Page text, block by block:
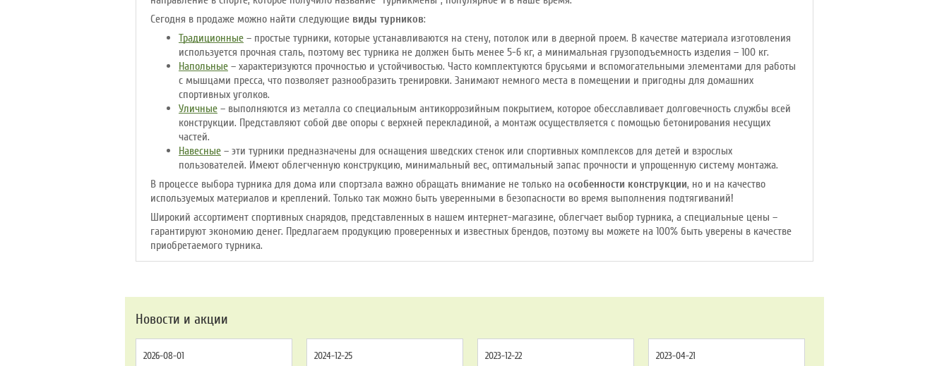
Сегодня в продаже можно найти следующие виды турников:
Традиционные – простые турники, которые устанавливаются на стену, потолок или в дверной проем. В качестве материала изготовления
используется прочная сталь, поэтому вес турника не должен быть менее 5-6 кг, а минимальная грузоподъемность изделия – 100 кг.
Напольные – характеризуются прочностью и устойчивостью. Часто комплектуются брусьями и вспомогательными элементами для работы
с мышцами пресса, что позволяет разнообразить тренировки. Занимают немного места в помещении и пригодны для домашних
спортивных уголков.
Уличные – выполняются из металла со специальным антикоррозийным покрытием, которое обесславливает долговечность службы всей
конструкции. Представляют собой две опоры с верхней перекладиной, а монтаж осуществляется с помощью бетонирования несущих
частей.
Навесные – эти турники предназначены для оснащения шведских стенок или спортивных комплексов для детей и взрослых
пользователей. Имеют облегченную конструкцию, минимальный вес, оптимальный запас прочности и упрощенную систему монтажа.
В процессе выбора турника для дома или спортзала важно обращать внимание не только на особенности конструкции, но и на качество
используемых материалов и креплений. Только так можно быть уверенными в безопасности во время выполнения подтягиваний!
Широкий ассортимент спортивных снарядов, представленных в нашем интернет-магазине, облегчает выбор турника, а специальные цены –
гарантируют экономию денег. Предлагаем продукцию проверенных и известных брендов, поэтому вы можете на 100% быть уверены в качестве
приобретаемого турника.
Новости и акции
2026-08-01 2024-12-25 2023-12-22 2023-04-21